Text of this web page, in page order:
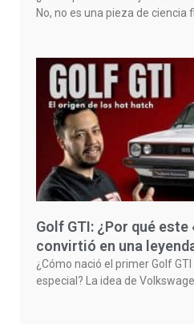
No, no es una pieza de ciencia
Golf GTI: ¿Por qué
convirtió en una
¿Cómo nació el primer Golf
especial? La idea de